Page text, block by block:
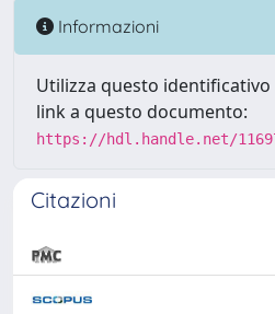
Informazioni
Utilizza questo
link a questo documento:
https://hdl.handle.net/
Citazioni